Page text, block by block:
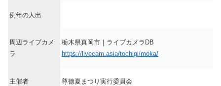
例年の人出
周辺ライブカメ
ラ
栃木県真岡市｜ライブカメラDB
https://livecam.asia/tochigi/moka/
主催者 尊徳夏まつり実行委員会